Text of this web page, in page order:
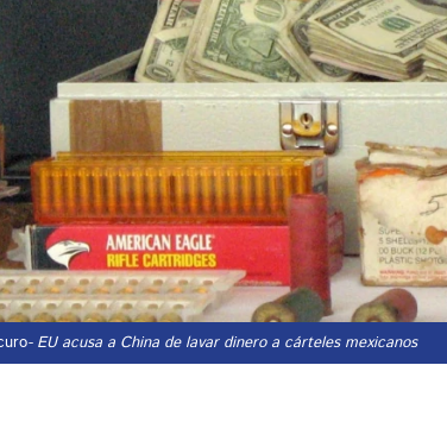
- EU acusa a China de lavar dinero a cárteles mexicanos